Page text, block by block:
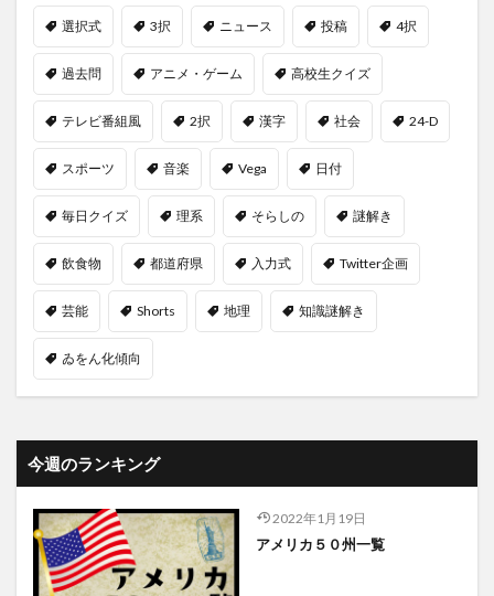
選択式 3択 ニュース 投稿 4択
過去問 アニメ・ゲーム 高校生クイズ
テレビ番組風 2択 漢字 社会 24-D
スポーツ 音楽 Vega 日付
毎日クイズ 理系 そらしの 謎解き
飲食物 都道府県 入力式 Twitter企画
芸能 Shorts 地理 知識謎解き
ゐをん化傾向
今週のランキング
2022年1月19日
アメリカ５０州一覧